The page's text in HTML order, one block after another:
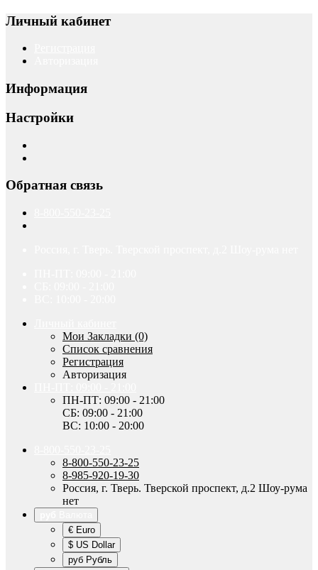
Личный кабинет
Информация
Настройки
Обратная связь
Мои Закладки (0)
Список сравнения
Регистрация
Авторизация
ПН-ПТ: 09:00 - 21:00
СБ: 09:00 - 21:00
ВС: 10:00 - 20:00
8-800-550-23-25
8-985-920-19-30
Россия, г. Тверь. Тверской проспект, д.2 Шоу-рума
нет
€ Euro
$ US Dollar
руб Рубль